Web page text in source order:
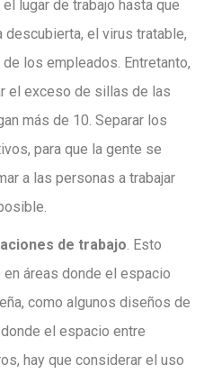
lugar de trabajo hasta que
descubierta, el virus tratable,
los empleados. Entretanto,
el exceso de sillas de las
más de 10. Separar los
para que la gente se
a las personas a trabajar
de trabajo. Esto
áreas donde el espacio
como algunos diseños de
el espacio entre
hay que considerar el uso